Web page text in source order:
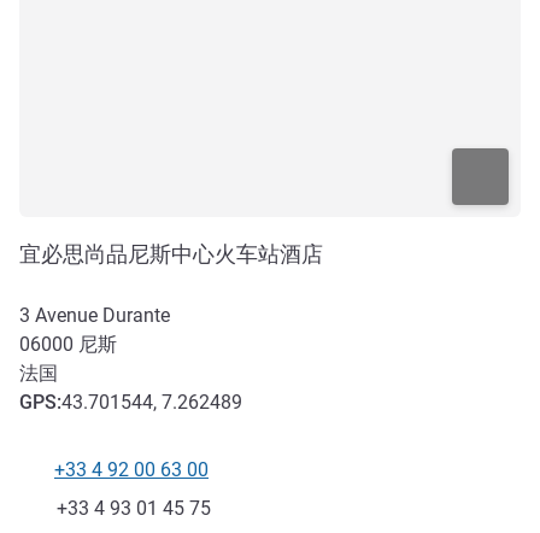
宜必思尚品尼斯中心火车站酒店
3 Avenue Durante
06000 尼斯
法国
GPS:43.701544, 7.262489
电话
+33 4 92 00 63 00
传真
+33 4 93 01 45 75